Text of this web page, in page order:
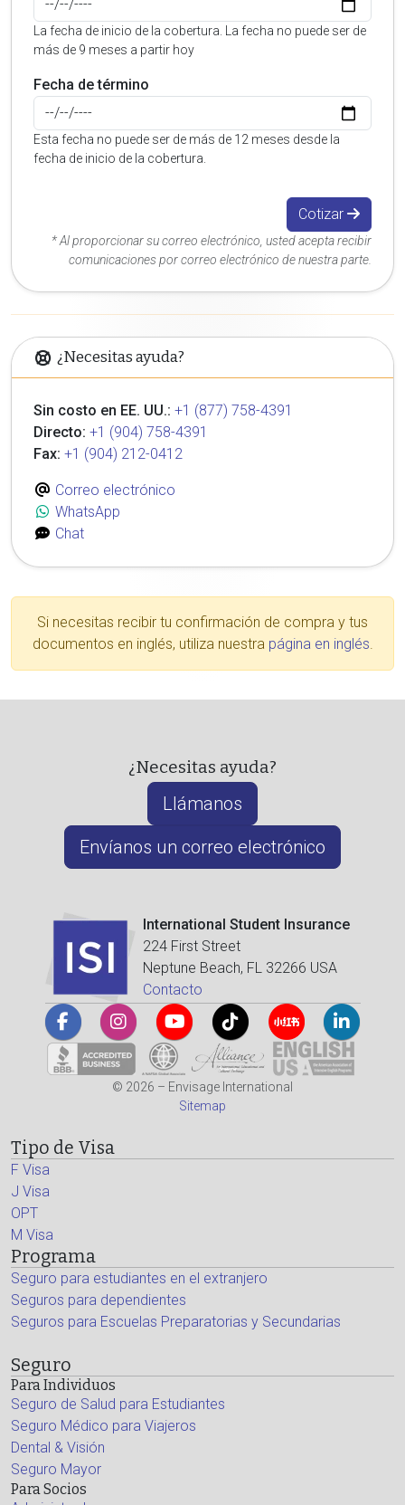
La fecha de inicio de la cobertura. La fecha no puede ser de
más de 9 meses a partir hoy
Fecha de término
Esta fecha no puede ser de más de 12 meses desde la
fecha de inicio de la cobertura.
Cotizar
* Al proporcionar su correo electrónico, usted acepta recibir
comunicaciones por correo electrónico de nuestra parte.
¿Necesitas ayuda?
Sin costo en EE. UU.: +1 (877) 758-4391
Directo: +1 (904) 758-4391
Fax: +1 (904) 212-0412
Correo electrónico
WhatsApp
Chat
Si necesitas recibir tu confirmación de compra y tus
documentos en inglés, utiliza nuestra página en inglés.
¿Necesitas ayuda?
Llámanos
Envíanos un correo electrónico
International Student Insurance
224 First Street
Neptune Beach, FL 32266 USA
Contacto
© 2026 – Envisage International
Sitemap
Tipo de Visa
F Visa
J Visa
OPT
M Visa
Programa
Seguro para estudiantes en el extranjero
Seguros para dependientes
Seguros para Escuelas Preparatorias y Secundarias
Seguro
Para Individuos
Seguro de Salud para Estudiantes
Seguro Médico para Viajeros
Dental & Visión
Seguro Mayor
Para Socios